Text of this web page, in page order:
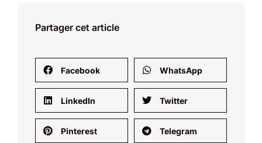
Partager cet article
Facebook WhatsApp
LinkedIn Twitter
Pinterest Telegram